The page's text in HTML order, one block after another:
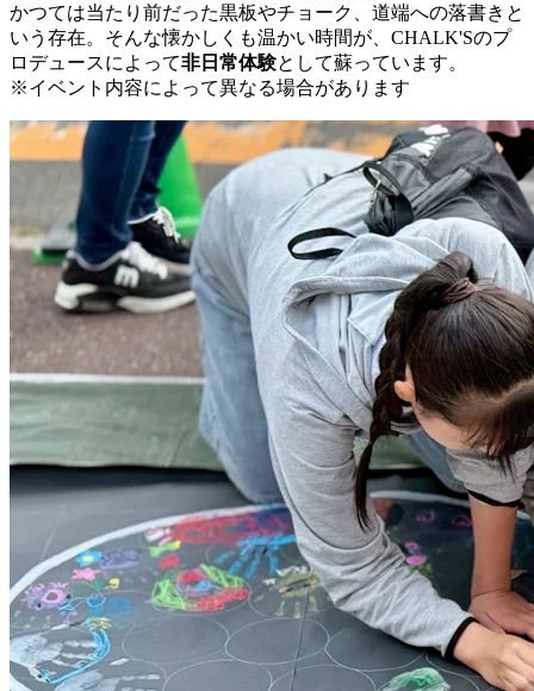
かつては当たり前だった黒板やチョーク、道端への落書きと
いう存在。そんな懐かしくも温かい時間が、CHALK'Sのプ
ロデュースによって非日常体験として蘇っています。
※イベント内容によって異なる場合があります